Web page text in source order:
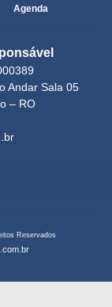
Agenda
Andar Sala 05
– RO
Reservados